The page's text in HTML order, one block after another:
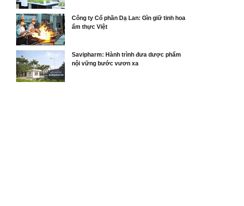
Công ty Cổ phần Dạ Lan: Gìn giữ tinh hoa
ẩm thực Việt
Savipharm: Hành trình đưa dược phẩm
nội vững bước vươn xa